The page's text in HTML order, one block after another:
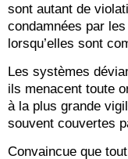
sont autant de
condamnées par
lorsqu’elles sont
Les systèmes
ils menacent toute
à la plus grande
souvent couvertes
Convaincue que